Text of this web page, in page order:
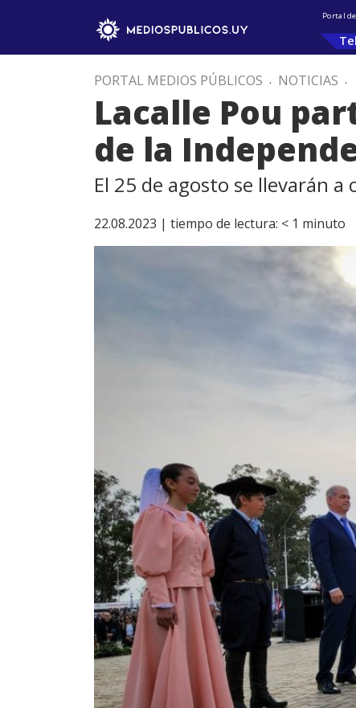
Portal
PORTAL MEDIOS PÚBLICOS . NOTICIAS .
Lacalle Pou
de la
El 25 de agosto se llevarán
22.08.2023 | tiempo de lectura: < 1 minuto